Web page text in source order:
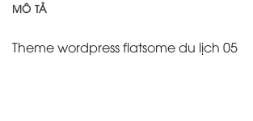
MÔ TẢ
Theme wordpress flatsome du lịch 05